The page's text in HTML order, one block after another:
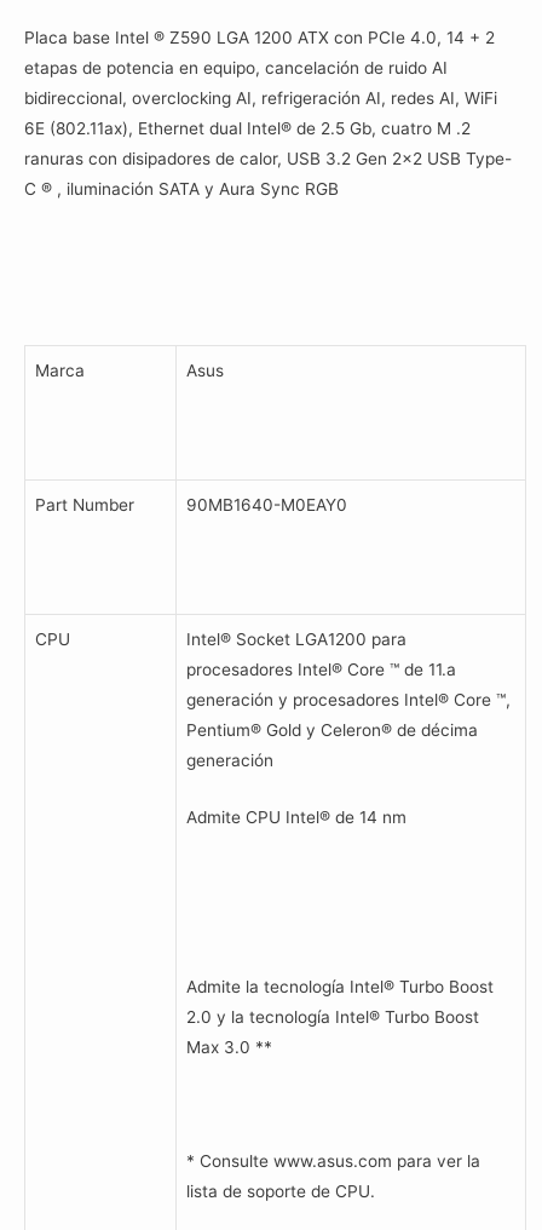
Wifi
cantidad
Placa base Intel ® Z590 LGA 1200 ATX con PCIe 4.0, 14 + 2
etapas de potencia en equipo, cancelación de ruido AI
bidireccional, overclocking AI, refrigeración AI, redes AI, WiFi
6E (802.11ax), Ethernet dual Intel® de 2.5 Gb, cuatro M .2
ranuras con disipadores de calor, USB 3.2 Gen 2×2 USB Type-
C ® , iluminación SATA y Aura Sync RGB
Marca Asus
Part Number 90MB1640-M0EAY0
CPU
Intel® Socket LGA1200 para
procesadores Intel® Core ™ de 11.a
generación y procesadores Intel® Core ™,
Pentium® Gold y Celeron® de décima
generación
Admite CPU Intel® de 14 nm
Admite la tecnología Intel® Turbo Boost
2.0 y la tecnología Intel® Turbo Boost
Max 3.0 **
* Consulte www.asus.com para ver la
lista de soporte de CPU.